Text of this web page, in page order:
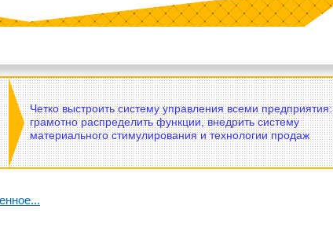
Четко выстроить систему управления всеми предприятия:
грамотно распределить функции, внедрить систему
материального стимулирования и технологии продаж